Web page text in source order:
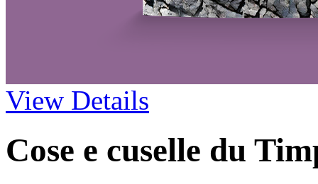
View Details
Cose e cuselle du